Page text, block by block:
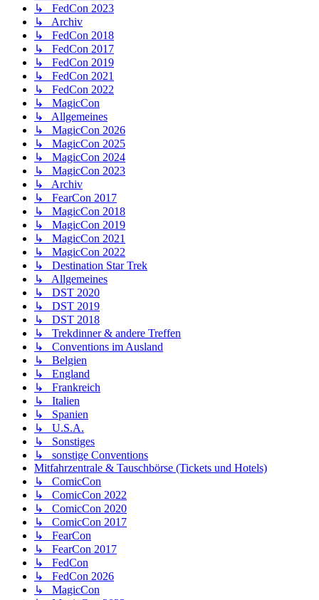
↳ FedCon 2023
↳ Archiv
↳ FedCon 2018
↳ FedCon 2017
↳ FedCon 2019
↳ FedCon 2021
↳ FedCon 2022
↳ MagicCon
↳ Allgemeines
↳ MagicCon 2026
↳ MagicCon 2025
↳ MagicCon 2024
↳ MagicCon 2023
↳ Archiv
↳ FearCon 2017
↳ MagicCon 2018
↳ MagicCon 2019
↳ MagicCon 2021
↳ MagicCon 2022
↳ Destination Star Trek
↳ Allgemeines
↳ DST 2020
↳ DST 2019
↳ DST 2018
↳ Trekdinner & andere Treffen
↳ Conventions im Ausland
↳ Belgien
↳ England
↳ Frankreich
↳ Italien
↳ Spanien
↳ U.S.A.
↳ Sonstiges
↳ sonstige Conventions
Mitfahrzentrale & Tauschbörse (Tickets und Hotels)
↳ ComicCon
↳ ComicCon 2022
↳ ComicCon 2020
↳ ComicCon 2017
↳ FearCon
↳ FearCon 2017
↳ FedCon
↳ FedCon 2026
↳ MagicCon